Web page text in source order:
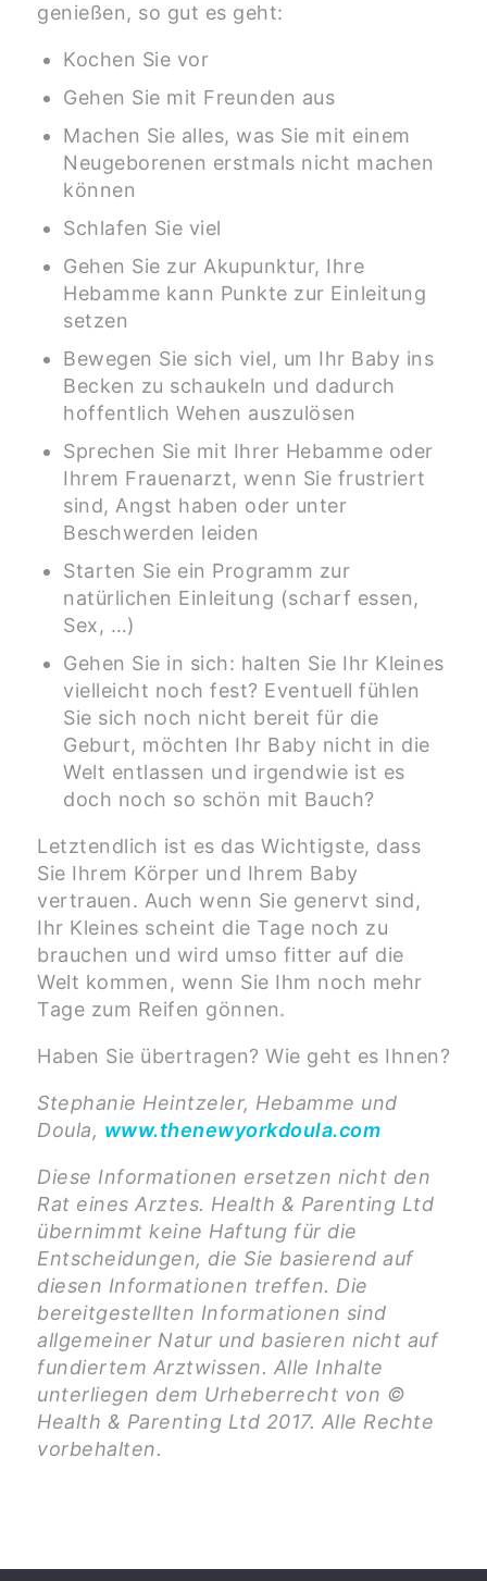
genießen, so gut es geht:
Kochen Sie vor
Gehen Sie mit Freunden aus
Machen Sie alles, was Sie mit einem
Neugeborenen erstmals nicht machen
können
Schlafen Sie viel
Gehen Sie zur Akupunktur, Ihre
Hebamme kann Punkte zur Einleitung
setzen
Bewegen Sie sich viel, um Ihr Baby ins
Becken zu schaukeln und dadurch
hoffentlich Wehen auszulösen
Sprechen Sie mit Ihrer Hebamme oder
Ihrem Frauenarzt, wenn Sie frustriert
sind, Angst haben oder unter
Beschwerden leiden
Starten Sie ein Programm zur
natürlichen Einleitung (scharf essen,
Sex, …)
Gehen Sie in sich: halten Sie Ihr Kleines
vielleicht noch fest? Eventuell fühlen
Sie sich noch nicht bereit für die
Geburt, möchten Ihr Baby nicht in die
Welt entlassen und irgendwie ist es
doch noch so schön mit Bauch?
Letztendlich ist es das Wichtigste, dass
Sie Ihrem Körper und Ihrem Baby
vertrauen. Auch wenn Sie genervt sind,
Ihr Kleines scheint die Tage noch zu
brauchen und wird umso fitter auf die
Welt kommen, wenn Sie Ihm noch mehr
Tage zum Reifen gönnen.
Haben Sie übertragen? Wie geht es Ihnen?
Stephanie Heintzeler, Hebamme und
Doula, www.thenewyorkdoula.com
Diese Informationen ersetzen nicht den
Rat eines Arztes. Health & Parenting Ltd
übernimmt keine Haftung für die
Entscheidungen, die Sie basierend auf
diesen Informationen treffen. Die
bereitgestellten Informationen sind
allgemeiner Natur und basieren nicht auf
fundiertem Arztwissen. Alle Inhalte
unterliegen dem Urheberrecht von ©
Health & Parenting Ltd 2017. Alle Rechte
vorbehalten.